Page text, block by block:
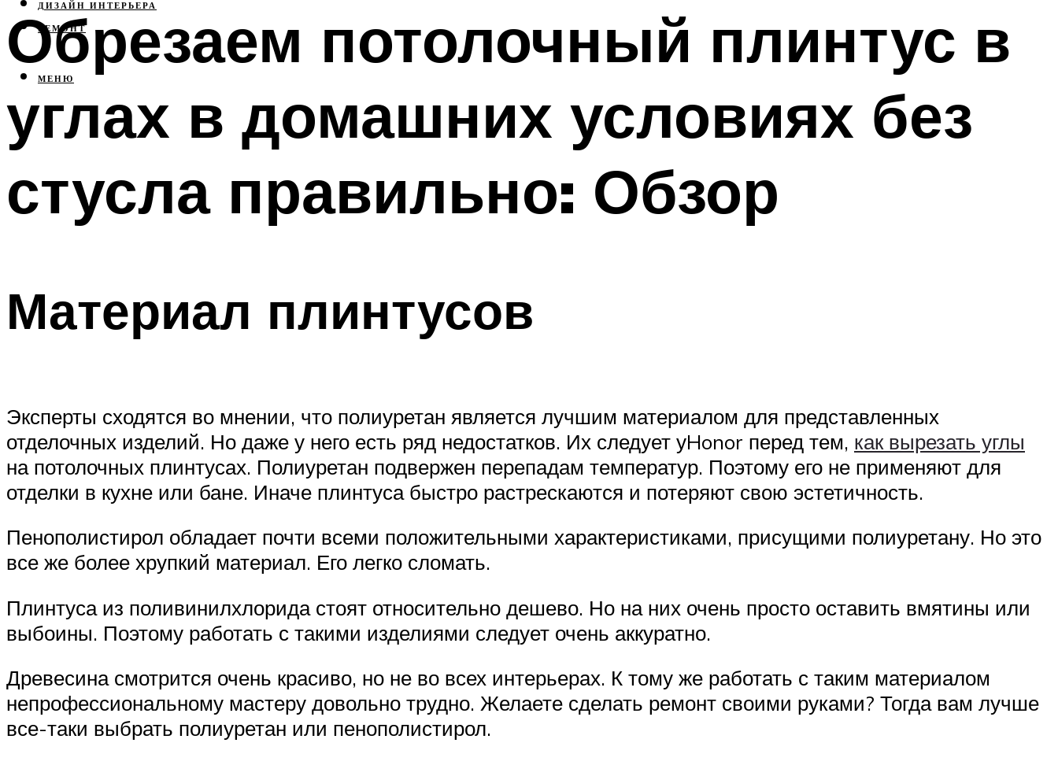
ДИЗАЙН ИНТЕРЬЕРА
РЕМОНТ
МЕНЮ
Обрезаем потолочный плинтус в
углах в домашних условиях без
стусла правильно: Обзор
Материал плинтусов
Эксперты сходятся во мнении, что полиуретан является лучшим материалом для представленных
отделочных изделий. Но даже у него есть ряд недостатков. Их следует уHonor перед тем, как вырезать углы
на потолочных плинтусах. Полиуретан подвержен перепадам температур. Поэтому его не применяют для
отделки в кухне или бане. Иначе плинтуса быстро растрескаются и потеряют свою эстетичность.
Пенополистирол обладает почти всеми положительными характеристиками, присущими полиуретану. Но это
все же более хрупкий материал. Его легко сломать.
Плинтуса из поливинилхлорида стоят относительно дешево. Но на них очень просто оставить вмятины или
выбоины. Поэтому работать с такими изделиями следует очень аккуратно.
Древесина смотрится очень красиво, но не во всех интерьерах. К тому же работать с таким материалом
непрофессиональному мастеру довольно трудно. Желаете сделать ремонт своими руками? Тогда вам лучше
все-таки выбрать полиуретан или пенополистирол.